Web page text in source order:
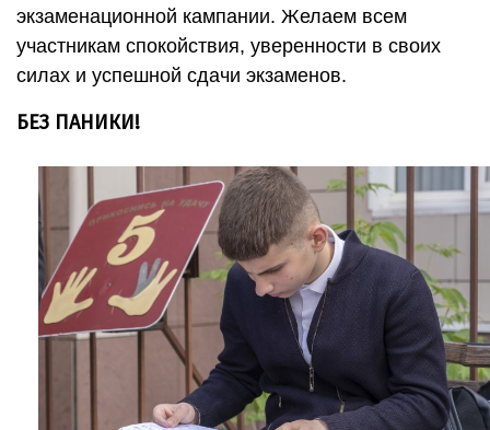
экзаменационной кампании. Желаем всем
участникам спокойствия, уверенности в своих
силах и успешной сдачи экзаменов.
БЕЗ ПАНИКИ!